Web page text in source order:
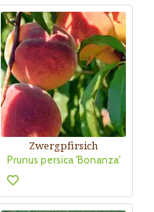
Zwergpfirsich
Prunus persica 'Bonanza'